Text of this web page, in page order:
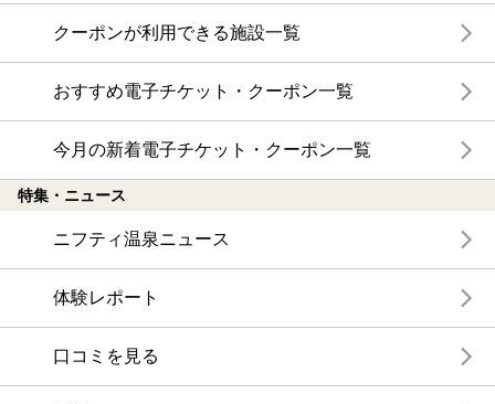
クーポンが利用できる施設一覧
おすすめ電子チケット・クーポン一覧
今月の新着電子チケット・クーポン一覧
特集・ニュース
ニフティ温泉ニュース
体験レポート
口コミを見る